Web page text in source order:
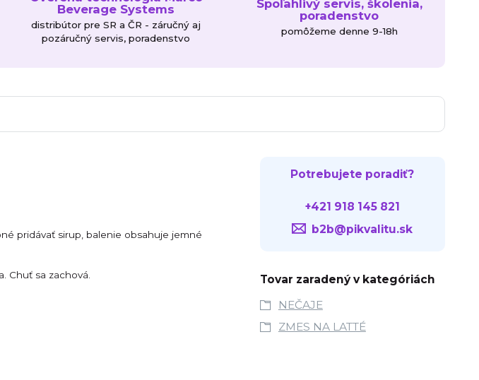
Beverage Systems
distribútor pre SR a ČR - záručný aj
pozáručný servis, poradenstvo
Spoľahlivý servis, školenia,
poradenstvo
pomôžeme denne 9-18h
pridávať sirup, balenie obsahuje jemné
Chuť sa zachová.
Potrebujete poradiť?
+421 918 145 821
b2b@pikvalitu.sk
Tovar zaradený v kategóriách
NEČAJE
ZMES NA LATTÉ